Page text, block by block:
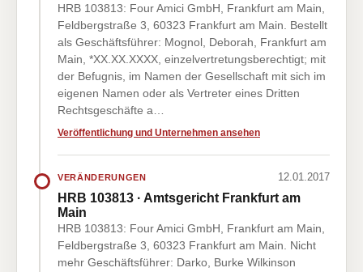
HRB 103813: Four Amici GmbH, Frankfurt am Main,
Feldbergstraße 3, 60323 Frankfurt am Main. Bestellt
als Geschäftsführer: Mognol, Deborah, Frankfurt am
Main, *XX.XX.XXXX, einzelvertretungsberechtigt; mit
der Befugnis, im Namen der Gesellschaft mit sich im
eigenen Namen oder als Vertreter eines Dritten
Rechtsgeschäfte a…
Veröffentlichung und Unternehmen ansehen
VERÄNDERUNGEN 12.01.2017
HRB 103813 · Amtsgericht Frankfurt am
Main
HRB 103813: Four Amici GmbH, Frankfurt am Main,
Feldbergstraße 3, 60323 Frankfurt am Main. Nicht
mehr Geschäftsführer: Darko, Burke Wilkinson